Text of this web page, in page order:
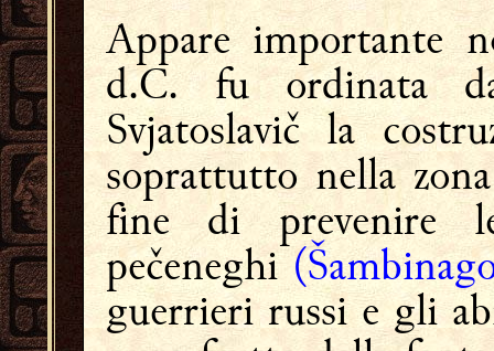
Appare importante
d.C. fu ordinata
Svjatoslavič la
soprattutto nella
fine di prevenire
pečeneghi
guerrieri russi e gli